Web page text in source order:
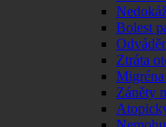
Bolest
Ztráta
Záněty